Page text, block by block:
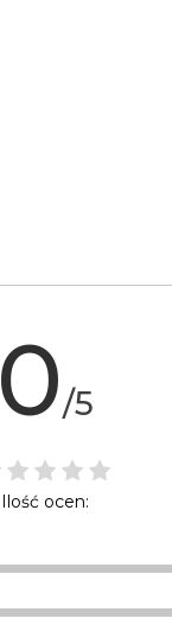
0/5
Ilość ocen: